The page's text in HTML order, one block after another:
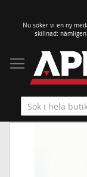
till
innehållet
Nu söker vi en ny
skillnad: